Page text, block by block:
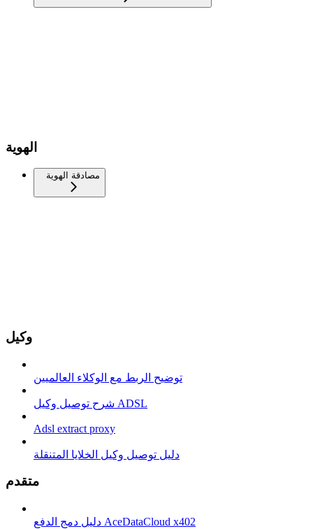
الهوية
مصادقة الهوية
وكيل
توضيح الربط مع الوكلاء العالميين
شرح توصيل وكيل ADSL
Adsl extract proxy
دليل توصيل وكيل الخلايا المتنقلة
متقدم
دليل دمج الدفع AceDataCloud x402